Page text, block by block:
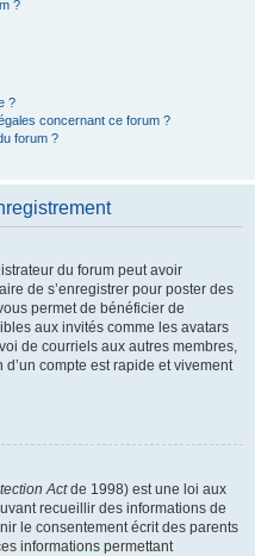
?
?
concernant ce forum ?
forum ?
du forum peut avoir
de s’enregistrer pour poster des
permet de bénéficier de
aux invités comme les avatars
de courriels aux autres membres,
d’un compte est rapide et vivement
Actde 1998) est une loi aux
recueillir des informations de
le consentement écrit des parents
informations permettant